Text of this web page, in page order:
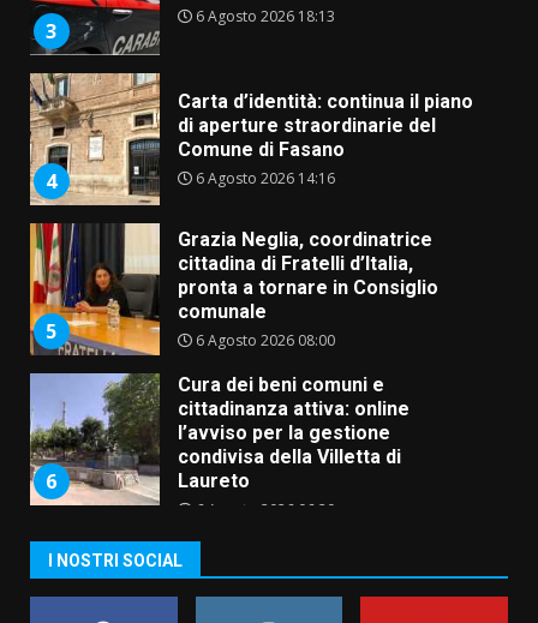
3
6 Agosto 2026 18:13
4
Carta d’identità: continua il piano
di aperture straordinarie del
Comune di Fasano
6 Agosto 2026 14:16
5
Grazia Neglia, coordinatrice
cittadina di Fratelli d’Italia,
pronta a tornare in Consiglio
comunale
6 Agosto 2026 08:00
6
Cura dei beni comuni e
cittadinanza attiva: online
l’avviso per la gestione
condivisa della Villetta di
Laureto
6 Agosto 2026 06:20
assoluta de “L’Albergo
Belvedere. Il rapimento”
I NOSTRI SOCIAL